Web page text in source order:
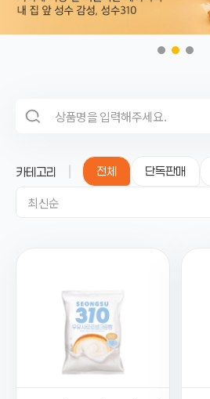
검색 영역
카테고리 전체 단독판매
최신순